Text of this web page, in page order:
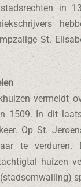
in
St.
vermeldt
1509. In dit
Op St.
te verduren.
huizen